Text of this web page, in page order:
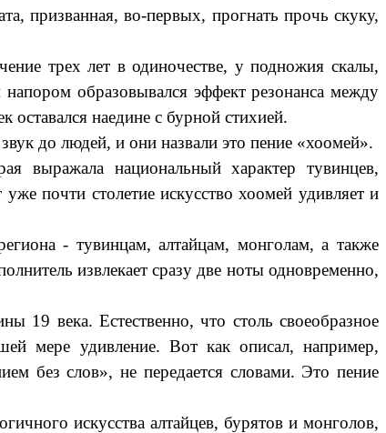
призванная, во-первых, прогнать прочь скуку,
трех лет в одиночестве, у подножия скалы,
образовывался эффект резонанса между
оставался наедине с бурной стихией.
до людей, и они назвали это пение «хоомей».
выражала национальный характер тувинцев,
почти столетие искусство хоомей удивляет и
- тувинцам, алтайцам, монголам, а также
извлекает сразу две ноты одновременно,
19 века. Естественно, что столь своеобразное
мере удивление. Вот как описал, например,
без слов», не передается словами. Это пение
искусства алтайцев, бурятов и монголов,